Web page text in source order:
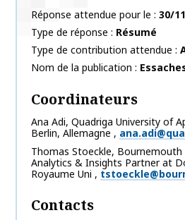
Réponse attendue pour le
30/
Type de réponse
Résumé
Type de contribution attendue
Nom de la publication
Coordinateurs
Ana Adi, Quadriga University of
Berlin, Allemagne ,
Thomas Stoeckle, Bournemouth
Analytics & Insights Partner at
Royaume Uni ,
Contacts